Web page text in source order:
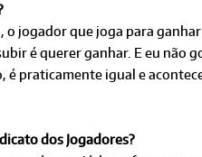
o jogador que joga para
é querer ganhar. E eu não
praticamente igual e
dos Jogadores?